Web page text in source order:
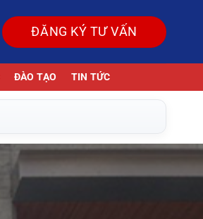
ĐĂNG KÝ TƯ VẤN
ĐÀO TẠO TIN TỨC